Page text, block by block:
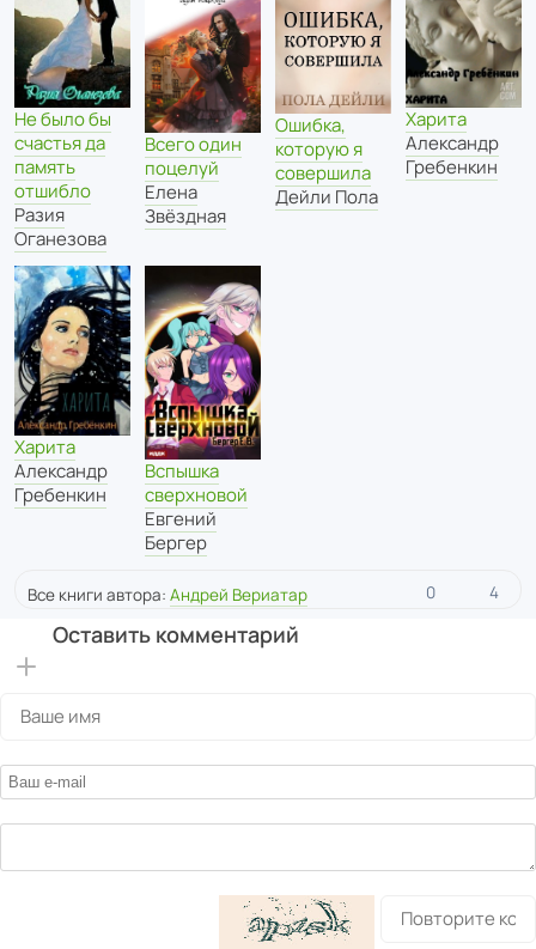
Не было бы
счастья да
память
отшибло
Разия
Оганезова
Всего один
поцелуй
Елена
Звёздная
Ошибка,
которую я
совершила
Дейли Пола
Харита
Александр
Гребенкин
Харита
Александр
Гребенкин
Вспышка
сверхновой
Евгений
Бергер
Все книги автора: Андрей Вериатар 0 4
Оставить комментарий